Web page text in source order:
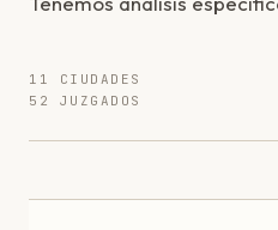
11 CIUDADES
52 JUZGADOS